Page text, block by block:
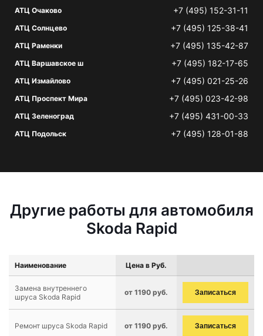
АТЦ Очаково +7 (495) 152-31-11
АТЦ Солнцево +7 (495) 125-38-41
АТЦ Раменки +7 (495) 135-42-87
АТЦ Варшавское ш +7 (495) 182-17-65
АТЦ Измайлово +7 (495) 021-25-26
АТЦ Проспект Мира +7 (495) 023-42-98
АТЦ Зеленоград +7 (495) 431-00-33
АТЦ Подольск +7 (495) 128-01-88
Другие работы для автомобиля
Skoda Rapid
Наименование Цена в Руб.
Замена внутреннего
шруса Skoda Rapid
от 1190 руб. Записаться
Ремонт шруса Skoda Rapid от 1190 руб. Записаться